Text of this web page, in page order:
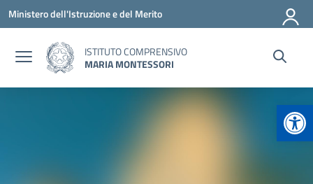
Vai ai contenuti
Vai al menu di navigazione
Vai al footer
Ministero dell'Istruzione e del Merito
ISTITUTO COMPRENSIVO
MARIA MONTESSORI